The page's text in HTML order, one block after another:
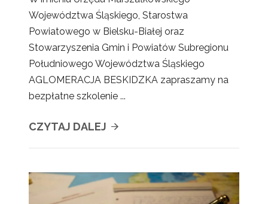
Województwa Śląskiego, Starostwa
Powiatowego w Bielsku-Białej oraz
Stowarzyszenia Gmin i Powiatów Subregionu
Południowego Województwa Śląskiego
AGLOMERACJA BESKIDZKA zapraszamy na
bezpłatne szkolenie ...
CZYTAJ DALEJ